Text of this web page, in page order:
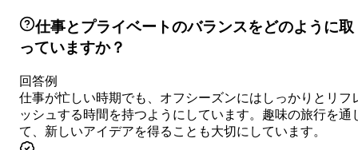
仕事とプライベートのバランスをどのように取
っていますか？
回答例
仕事が忙しい時期でも、オフシーズンにはしっかりとリフ
ッシュする時間を持つようにしています。趣味の旅行を通
て、新しいアイデアを得ることも大切にしています。